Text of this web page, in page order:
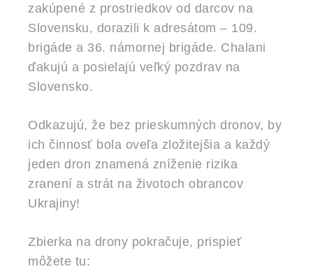
zakúpené z prostriedkov od darcov na
Slovensku, dorazili k adresátom – 109.
brigáde a 36. námornej brigáde. Chalani
ďakujú a posielajú veľký pozdrav na
Slovensko.
Odkazujú, že bez prieskumných dronov, by
ich činnosť bola oveľa zložitejšia a každý
jeden dron znamená zníženie rizika
zranení a strát na životoch obrancov
Ukrajiny!
Zbierka na drony pokračuje, prispieť
môžete tu: